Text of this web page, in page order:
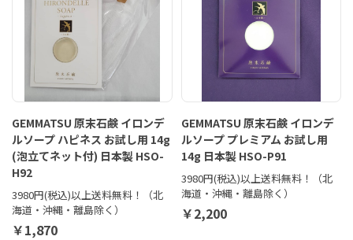
GEMMATSU 原末石鹸 イロンデ
ルソープ ハピネス お試し用 14g
(泡立てネット付) 日本製 HSO-
H92
3980円(税込)以上送料無料！（北
海道・沖縄・離島除く）
￥1,870
GEMMATSU 原末石鹸 イロンデ
ルソープ プレミアム お試し用
14g 日本製 HSO-P91
3980円(税込)以上送料無料！（北
海道・沖縄・離島除く）
￥2,200